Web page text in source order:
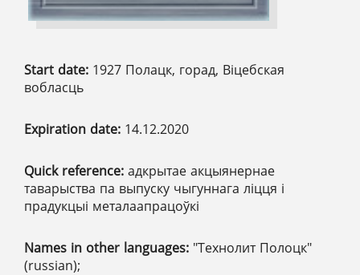
Start date: 1927 Полацк, горад, Віцебская
вобласць
Expiration date: 14.12.2020
Quick reference: адкрытае акцыянернае
таварыства па выпуску чыгуннага ліцця і
прадукцыі металаапрацоўкі
Names in other languages: "Технолит Полоцк"
(russian);